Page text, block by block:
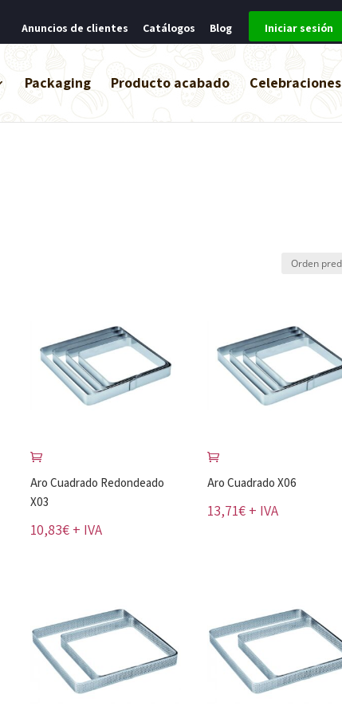
Anuncios de clientes
Catálogos Blog Iniciar sesión
Packaging Producto acabado Celebraciones
Aro Cuadrado Redondeado
X03
10,83€ + IVA
Aro Cuadrado X06
13,71€ + IVA